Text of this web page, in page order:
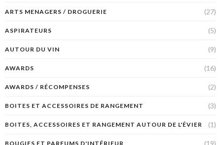
ARTS MENAGERS / DROGUERIE (27)
ASPIRATEURS (5)
AUTOUR DU VIN (9)
AWARDS (16)
AWARDS / RÉCOMPENSES (2)
BOITES ET ACCESSOIRES DE RANGEMENT (3)
BOITES, ACCESSOIRES ET RANGEMENT AUTOUR DE L'ÉVIER (1)
BOUGIES ET PARFUMS D'INTÉRIEUR